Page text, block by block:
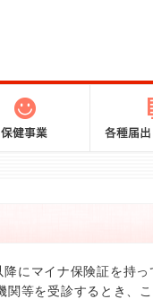
にマイナ保険証を持
関等を受診するとき、